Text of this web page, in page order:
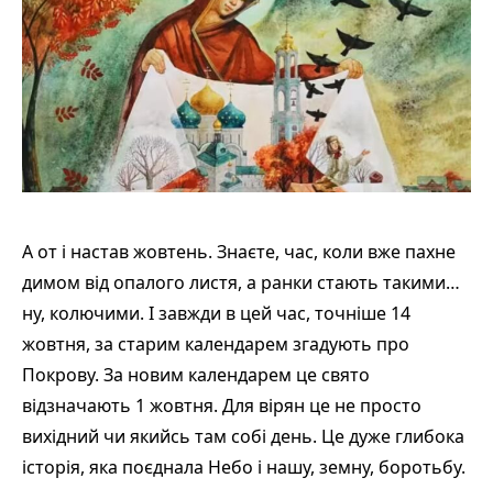
А от і настав жовтень. Знаєте, час, коли вже пахне
димом від опалого листя, а ранки стають такими…
ну, колючими. І завжди в цей час, точніше 14
жовтня, за старим календарем згадують про
Покрову. За новим календарем це свято
відзначають 1 жовтня. Для вірян це не просто
вихідний чи якийсь там собі день. Це дуже глибока
історія, яка поєднала Небо і нашу, земну, боротьбу.